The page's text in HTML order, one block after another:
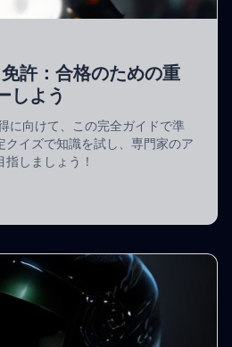
許：合格のための重
しよう
に向けて、この完全ガイドで準
イズで知識を試し、専門家のア
指しましょう！